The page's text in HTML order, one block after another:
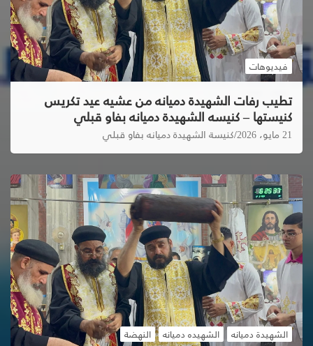
فيديوهات
تطيب رفات الشهيدة دميانه من عشيه عيد تكريس
كنيستها – كنيسه الشهيدة دميانه بفاو قبلي
21 مايو، 2026 كنيسة الشهيدة دميانه بفاو قبلي
الشهيدة دميانه الشهيده دميانه النهضة